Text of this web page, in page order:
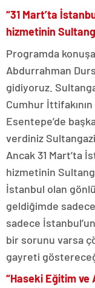
“31 Mart’ta
hizmetinin
Programda
Abdurrahman
gidiyoruz.
Cumhur
Esentepe’de
verdiniz
Ancak 31 Mart’ta
hizmetinin
İstanbul olan
geldiğimde
sadece
bir sorunu varsa
gayreti
“Haseki Eğitim ve